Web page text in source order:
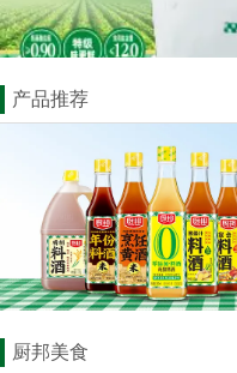
产品推荐
厨邦美食